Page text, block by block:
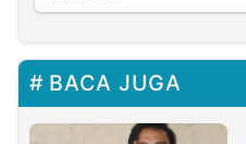
BACA JUGA